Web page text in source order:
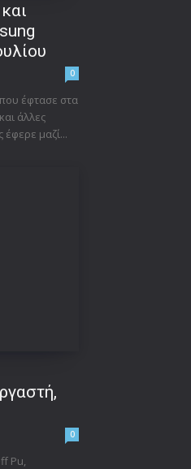
0
έφτασε στα
άλλες
έφερε μαζί...
0
Pu,